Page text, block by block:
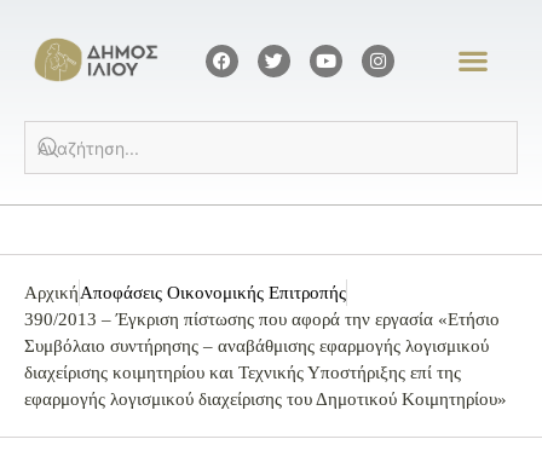
ΑρχικήΑποφάσεις Οικονομικής Επιτροπής
390/2013 – Έγκριση πίστωσης που αφορά την εργασία «Ετήσιο
Συμβόλαιο συντήρησης – αναβάθμισης εφαρμογής λογισμικού
διαχείρισης κοιμητηρίου και Τεχνικής Υποστήριξης επί της
εφαρμογής λογισμικού διαχείρισης του Δημοτικού Κοιμητηρίου»